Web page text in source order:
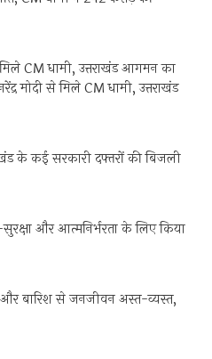
मिले CM धामी, उत्तराखंड आगमन का
मोदी से मिले CM धामी, उत्तराखंड
के कई सरकारी दफ्तरों की बिजली
और आत्मनिर्भरता के लिए किया
और बारिश से जनजीवन अस्त-व्यस्त,